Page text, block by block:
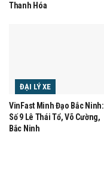
Thanh Hóa
ĐẠI LÝ XE
VinFast Minh Đạo Bắc Ninh:
Số 9 Lê Thái Tổ, Võ Cường,
Bắc Ninh